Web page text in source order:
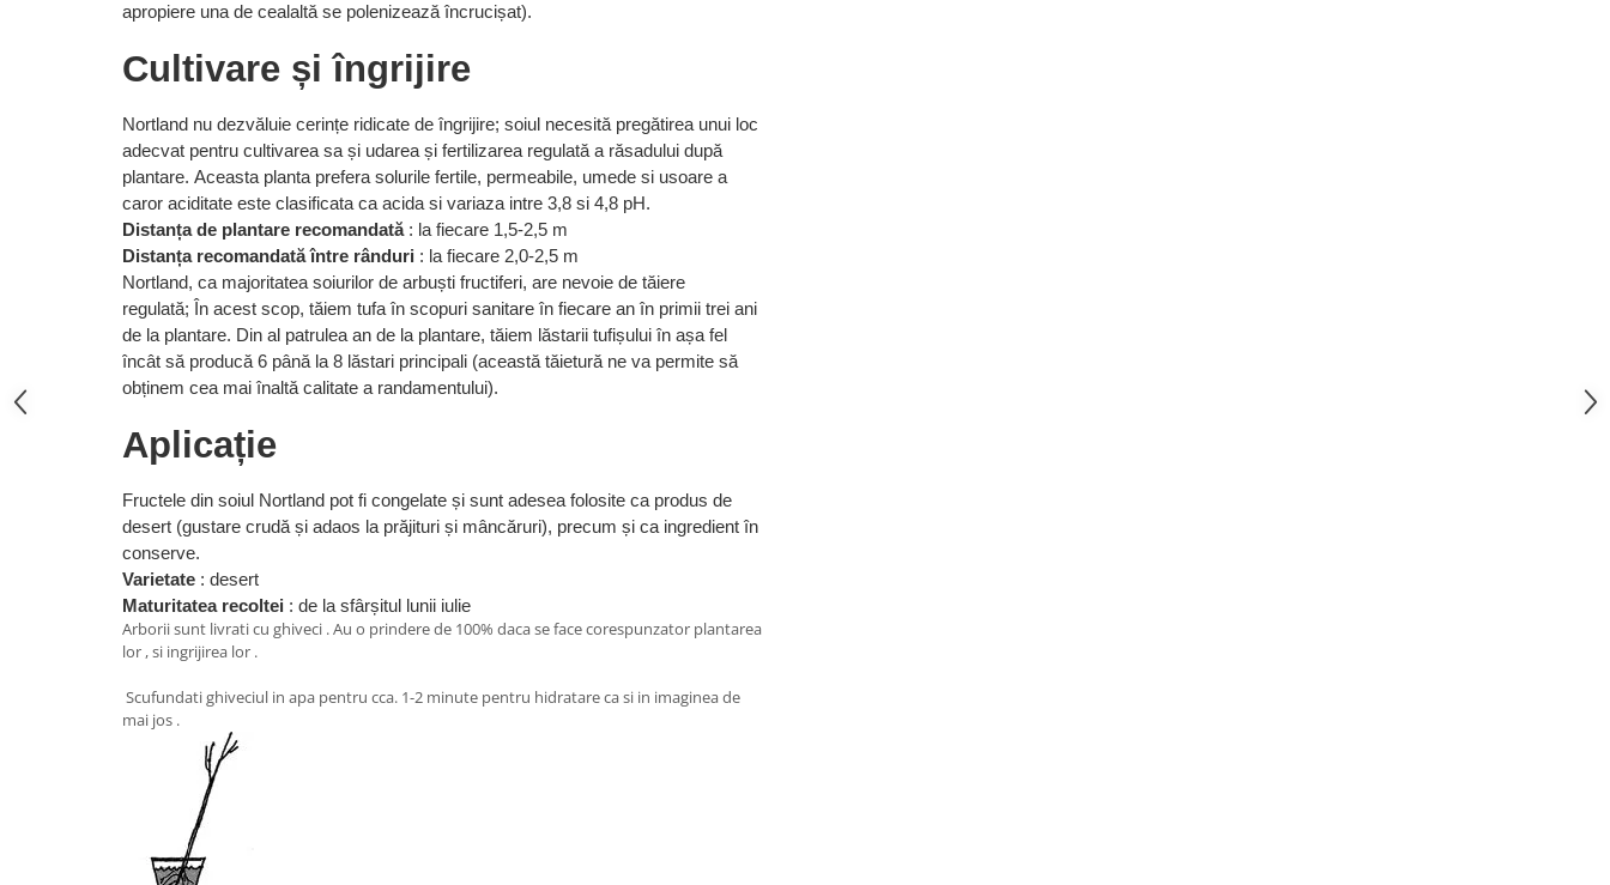
apropiere una de cealaltă se polenizează încrucișat).
Cultivare și îngrijire
Nortland nu dezvăluie cerințe ridicate de îngrijire; soiul necesită pregătirea unui loc
adecvat pentru cultivarea sa și udarea și fertilizarea regulată a răsadului după
plantare. Aceasta planta prefera solurile fertile, permeabile, umede si usoare a
caror aciditate este clasificata ca acida si variaza intre 3,8 si 4,8 pH.
Distanța de plantare recomandată: la fiecare 1,5-2,5 m
Distanța recomandată între rânduri : la fiecare 2,0-2,5 m
Nortland, ca majoritatea soiurilor de arbuști fructiferi, are nevoie de tăiere
regulată; În acest scop, tăiem tufa în scopuri sanitare în fiecare an în primii trei ani
de la plantare. Din al patrulea an de la plantare, tăiem lăstarii tufișului în așa fel
încât să producă 6 până la 8 lăstari principali (această tăietură ne va permite să
obținem cea mai înaltă calitate a randamentului).
Aplicație
Fructele din soiul Nortland pot fi congelate și sunt adesea folosite ca produs de
desert (gustare crudă și adaos la prăjituri și mâncăruri), precum și ca ingredient în
conserve.
Varietate : desert
Maturitatea recoltei : de la sfârșitul lunii iulie
Arborii sunt livrati cu ghiveci . Au o prindere de 100% daca se face corespunzator plantarea
lor , si ingrijirea lor .
Scufundati ghiveciul in apa pentru cca. 1-2 minute pentru hidratare ca si in imaginea de
mai jos .